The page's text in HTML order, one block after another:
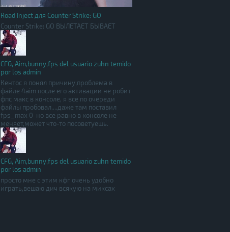
Road Inject для Counter Strike: GO
Counter Strike: GO ВЫЛЕТАЕТ БЫВАЕТ
CFG, Aim,bunny,fps del usuario zuhn temido
por los admin
Кентос я понял причину,проблема в
файле 4aim после его активации не робит
фпс макс в консоле, я все по очереди
файлы пробовал....даже там поставил
fps_max 0 но все равно в консоле не
меняет,может что-то посоветуешь.
CFG, Aim,bunny,fps del usuario zuhn temido
por los admin
просто мне с этим кфг очень удобно
играть,вешаю дич всякую на миксах